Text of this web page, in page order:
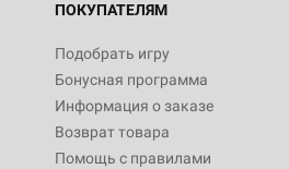
ПОКУПАТЕЛЯМ
Подобрать игру
Бонусная программа
Информация о заказе
Возврат товара
Помощь с правилами